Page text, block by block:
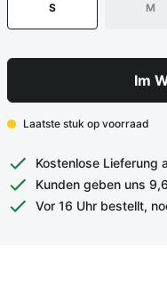
S M
Im
Laatste stuk op voorraad
Kostenlose Lieferung
Kunden geben uns
Vor 16 Uhr bestellt,